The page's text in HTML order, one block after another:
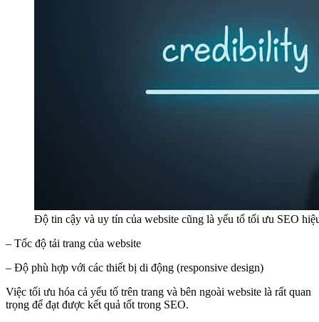
Độ tin cậy và uy tín của website cũng là yếu tố tối ưu SEO
– Tốc độ tải trang của website
– Độ phù hợp với các thiết bị di động (responsive design)
Việc tối ưu hóa cả yếu tố trên trang và bên ngoài website là rất quan
trọng để đạt được kết quả tốt trong SEO.